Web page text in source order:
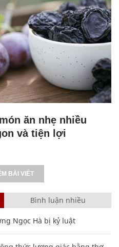
ăn nhẹ nhiều
và tiện lợi
BÀI VIẾT
Bình luận nhiều
Ngọc Hà bị kỷ luật